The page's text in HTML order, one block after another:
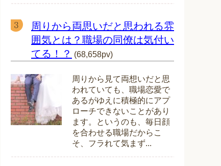
周りから両思いだと思われる雰
囲気とは？職場の同僚は気付い
てる！？ (68,658pv)
周りから見て両想いだと思
われていても、職場恋愛で
あるがゆえに積極的にアプ
ローチできないことがあり
ます。というのも、毎日顔
を合わせる職場だからこ
そ、フラれて気まず...